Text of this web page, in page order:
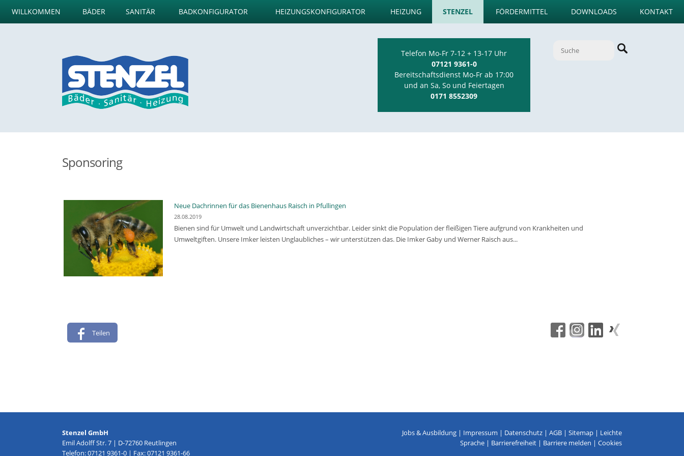
Telefon Mo-Fr 7-12 + 13-17 Uhr
07121 9361-0
Bereitschaftsdienst Mo-Fr ab 17:00
und an Sa, So und Feiertagen
0171 8552309
WILLKOMMEN BÄDER SANITÄR BADKONFIGURATOR HEIZUNGSKONFIGURATOR HEIZUNG STENZEL FÖRDERMITTEL DOWNLOADS KONTAKT
Sponsoring
Neue Dachrinnen für das Bienenhaus Raisch in Pfullingen
28.08.2019
Bienen sind für Umwelt und Landwirtschaft unverzichtbar. Leider sinkt die Population der fleißigen Tiere aufgrund von Krankheiten und
Umweltgiften. Unsere Imker leisten Unglaubliches – wir unterstützen das. Die Imker Gaby und Werner Raisch aus...
Teilen
Stenzel GmbH
Emil Adolff Str. 7 | D-72760 Reutlingen
Telefon: 07121 9361-0 | Fax: 07121 9361-66
Jobs & Ausbildung | Impressum | Datenschutz | AGB | Sitemap | Leichte
Sprache | Barrierefreiheit | Barriere melden | Cookies